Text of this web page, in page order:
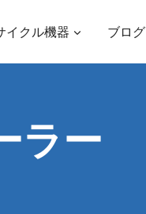
イクル機器 ブログ
ラー